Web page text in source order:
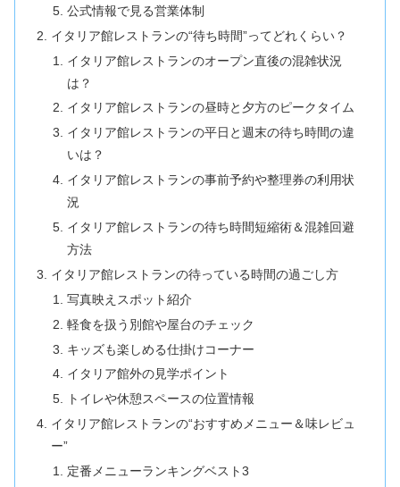
公式情報で見る営業体制
イタリア館レストランの“待ち時間”ってどれくらい？
イタリア館レストランのオープン直後の混雑状況
は？
イタリア館レストランの昼時と夕方のピークタイム
イタリア館レストランの平日と週末の待ち時間の違
いは？
イタリア館レストランの事前予約や整理券の利用状
況
イタリア館レストランの待ち時間短縮術＆混雑回避
方法
イタリア館レストランの待っている時間の過ごし方
写真映えスポット紹介
軽食を扱う別館や屋台のチェック
キッズも楽しめる仕掛けコーナー
イタリア館外の見学ポイント
トイレや休憩スペースの位置情報
イタリア館レストランの“おすすめメニュー＆味レビュ
ー”
定番メニューランキングベスト3